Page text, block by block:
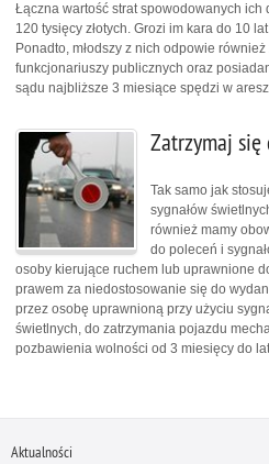
Łączna wartość strat spowodowanych ich
120 tysięcy złotych. Grozi im kara do 10
Ponadto, młodszy z nich odpowie
funkcjonariuszy publicznych oraz
sądu najbliższe 3 miesiące spędzi w
Zatrzymaj
Tak samo jak
sygnałów
również mamy
do poleceń i
osoby kierujące ruchem lub uprawnione
prawem za niedostosowanie się do
przez osobę uprawnioną przy użyciu
świetlnych, do zatrzymania pojazdu
pozbawienia wolności od 3 miesięcy do lat
Aktualności